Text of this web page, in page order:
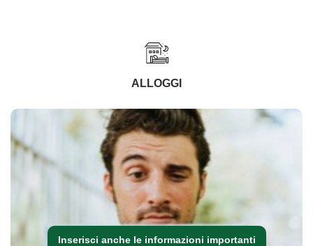
ALLOGGI
Inserisci anche le informazioni importanti